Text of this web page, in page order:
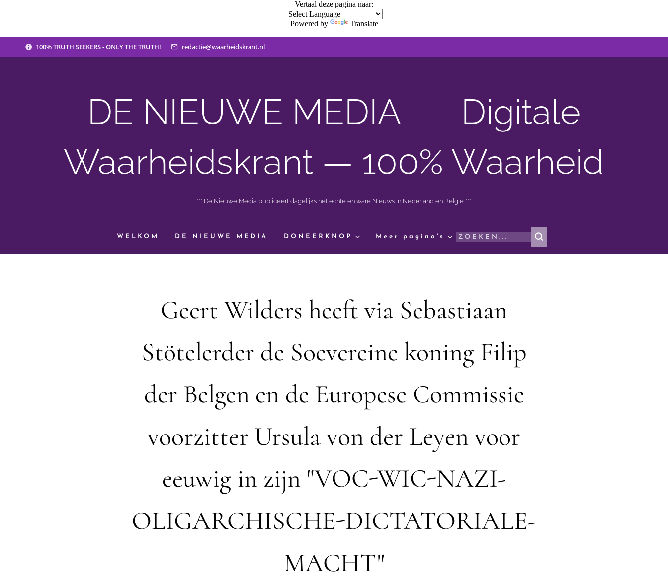
Vertaal deze pagina naar:
Powered by Translate
100% TRUTH SEEKERS - ONLY THE TRUTH! redactie@waarheidskrant.nl
DE NIEUWE MEDIA 🟣 Digitale
Waarheidskrant — 100% Waarheid
*** De Nieuwe Media publiceert dagelijks het èchte en ware Nieuws in Nederland en België ***
WELKOM DE NIEUWE MEDIA DONEERKNOP Meer pagina's
Geert Wilders heeft via Sebastiaan
Stötelerder de Soevereine koning Filip
der Belgen en de Europese Commissie
voorzitter Ursula von der Leyen voor
eeuwig in zijn "VOC-WIC-NAZI-
OLIGARCHISCHE-DICTATORIALE-
MACHT"